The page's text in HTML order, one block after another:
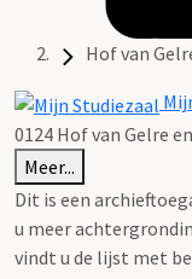
Hof van
0124 Hof van Gelre
Meer...
Dit is een
u meer
vindt u de lijst met